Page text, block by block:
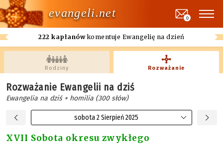
evangeli.net
222 kapłanówkomentuje Ewangelię na dzień
0
Rodziny Rozważanie
Rozważanie Ewangelii na dziś
Ewangelia na dziś + homilia (300 słów)
sobota 2 Sierpień 2025
XVII Sobota okresu zwykłego